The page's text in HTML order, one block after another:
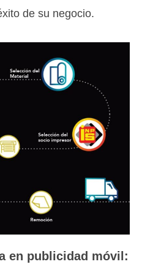
de su negocio.
en publicidad móvil: